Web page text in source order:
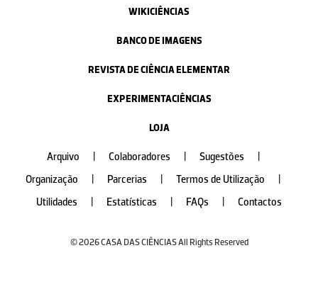
WIKICIÊNCIAS
BANCO DE IMAGENS
REVISTA DE CIÊNCIA ELEMENTAR
EXPERIMENTACIÊNCIAS
LOJA
Arquivo Colaboradores Sugestões
Organização
Parcerias Termos de Utilização
Utilidades
Estatísticas FAQs Contactos
© 2026 CASA DAS CIÊNCIAS All Rights Reserved